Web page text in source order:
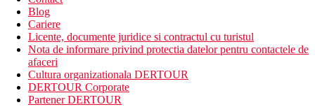
Blog
Cariere
Licente, documente juridice si contractul cu turistul
Nota de informare privind protectia datelor pentru contactele de
afaceri
Cultura organizationala DERTOUR
DERTOUR Corporate
Partener DERTOUR